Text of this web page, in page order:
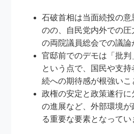
石破首相は当面続投の
のの、自民党内外での
の両院議員総会での議論
官邸前でのデモは「批判
という点で、国民や支
続への期待感が根強いこ
政権の安定と政策遂行
の進展など、外部環境
る重要な要素となってい